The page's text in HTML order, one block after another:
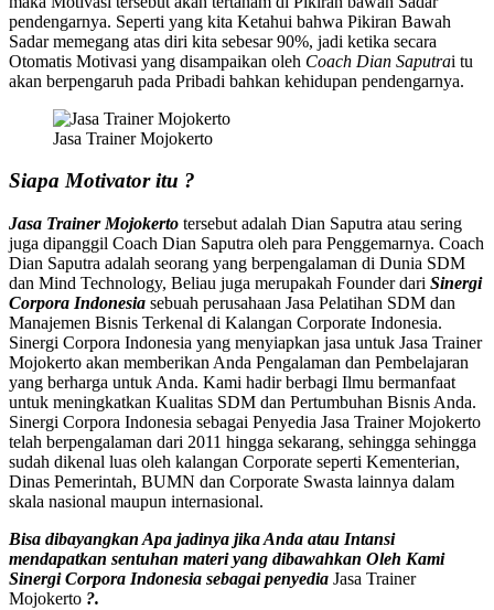
pendengarnya. Seperti yang kita Ketahui bahwa Pikiran Bawah
Sadar memegang atas diri kita sebesar 90%, jadi ketika secara
Otomatis Motivasi yang disampaikan oleh Coach Dian Saputrai tu
akan berpengaruh pada Pribadi bahkan kehidupan pendengarnya.
Jasa Trainer Mojokerto
Siapa Motivator itu ?
Jasa Trainer Mojokerto tersebut adalah Dian Saputra atau sering
juga dipanggil Coach Dian Saputra oleh para Penggemarnya. Coach
Dian Saputra adalah seorang yang berpengalaman di Dunia SDM
dan Mind Technology, Beliau juga merupakah Founder dari Sinergi
Corpora Indonesia sebuah perusahaan Jasa Pelatihan SDM dan
Manajemen Bisnis Terkenal di Kalangan Corporate Indonesia.
Sinergi Corpora Indonesia yang menyiapkan jasa untuk Jasa Trainer
Mojokerto akan memberikan Anda Pengalaman dan Pembelajaran
yang berharga untuk Anda. Kami hadir berbagi Ilmu bermanfaat
untuk meningkatkan Kualitas SDM dan Pertumbuhan Bisnis Anda.
Sinergi Corpora Indonesia sebagai Penyedia Jasa Trainer Mojokerto
telah berpengalaman dari 2011 hingga sekarang, sehingga sehingga
sudah dikenal luas oleh kalangan Corporate seperti Kementerian,
Dinas Pemerintah, BUMN dan Corporate Swasta lainnya dalam
skala nasional maupun internasional.
Bisa dibayangkan Apa jadinya jika Anda atau Intansi
mendapatkan sentuhan materi yang dibawahkan Oleh Kami
Sinergi Corpora Indonesia sebagai penyedia Jasa Trainer
Mojokerto ?.